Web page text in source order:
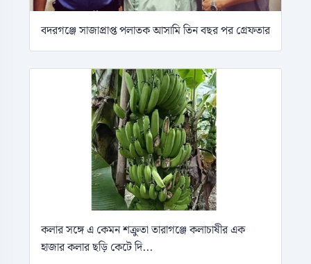
বদরগঞ্জে সাজাপ্রাপ্ত পলাতক আসামি তিন বছর পর গ্রেফতার
কলার সঙ্গে এ কেমন শক্রুতা তারাগঞ্জে কলাচাষীর এক
হাজার কলার ছড়ি কেটে দি...